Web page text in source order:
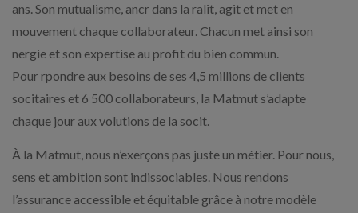
ans. Son mutualisme, ancr dans la ralit, agit et met en
mouvement chaque collaborateur. Chacun met ainsi son
nergie et son expertise au profit du bien commun.
Pour rpondre aux besoins de ses 4,5 millions de clients
socitaires et 6 500 collaborateurs, la Matmut s’adapte
chaque jour aux volutions de la socit.
À la Matmut, nous n’exerçons pas juste un métier. Pour nous,
sens et ambition sont indissociables. Nous rendons
l’assurance accessible et équitable grâce à notre modèle